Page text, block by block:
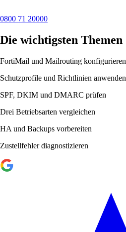
0800 71 20000
Die wichtigsten Themen
FortiMail und Mailrouting konfigurieren
Schutzprofile und Richtlinien anwenden
SPF, DKIM und DMARC prüfen
Drei Betriebsarten vergleichen
HA und Backups vorbereiten
Zustellfehler diagnostizieren